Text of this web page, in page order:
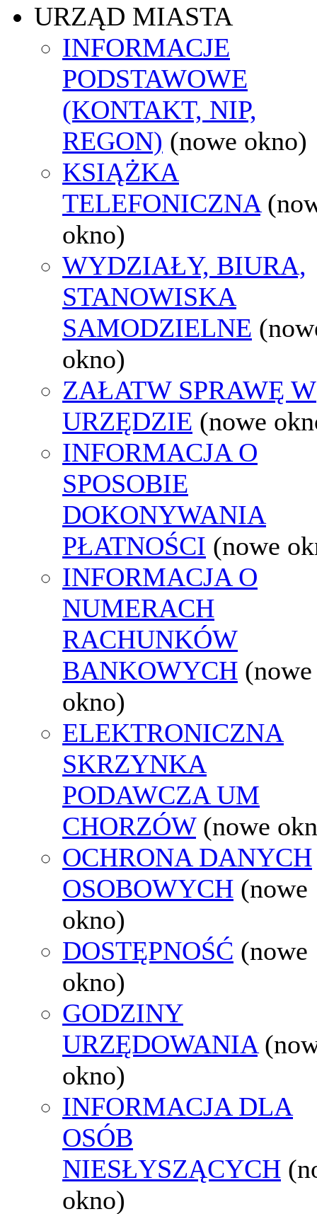
URZĄD MIASTA
INFORMACJE
PODSTAWOWE
(KONTAKT, NIP,
REGON) (nowe okno)
KSIĄŻKA
TELEFONICZNA
okno)
WYDZIAŁY, BIURA,
STANOWISKA
SAMODZIELNE
okno)
ZAŁATW SPRAWĘ W
URZĘDZIE (nowe
INFORMACJA O
SPOSOBIE
DOKONYWANIA
PŁATNOŚCI (nowe
INFORMACJA O
NUMERACH
RACHUNKÓW
BANKOWYCH (nowe
okno)
ELEKTRONICZNA
SKRZYNKA
PODAWCZA UM
CHORZÓW (nowe
OCHRONA DANYCH
OSOBOWYCH (nowe
okno)
DOSTĘPNOŚĆ (nowe
okno)
GODZINY
URZĘDOWANIA
okno)
INFORMACJA DLA
OSÓB
NIESŁYSZĄCYCH
okno)